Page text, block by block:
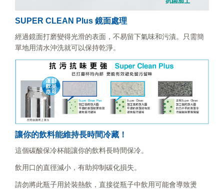
SUPER CLEAN Plus 鏡面處理
經過鏡面打磨變得光滑的表面，不易留下氣味和污漬。只需簡
單地用清水沖洗就可以保持乾淨。
讓你的飲料能維持長時間冷藏！
這個碳酸保冷杯能讓你的飲料長時間保冷。
飲用口的直徑減小，有助抑制碳化損失。
請勿將此瓶子用於裝熱飲，直接從瓶子中飲用可能會導致燙